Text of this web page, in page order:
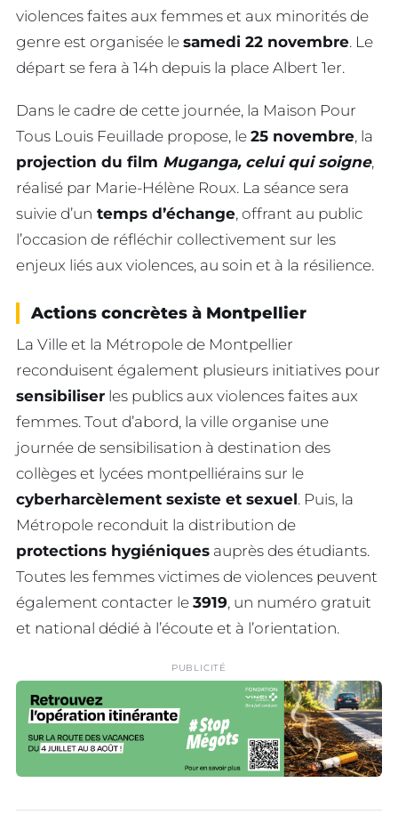
violences faites aux femmes et aux minorités de
genre est organisée le samedi 22 novembre. Le
départ se fera à 14h depuis la place Albert 1er.
Dans le cadre de cette journée, la Maison Pour
Tous Louis Feuillade propose, le 25 novembre, la
projection du film Muganga, celui qui soigne,
réalisé par Marie-Hélène Roux. La séance sera
suivie d’un temps d’échange, offrant au public
l’occasion de réfléchir collectivement sur les
enjeux liés aux violences, au soin et à la résilience.
Actions concrètes à Montpellier
La Ville et la Métropole de Montpellier
reconduisent également plusieurs initiatives pour
sensibiliser les publics aux violences faites aux
femmes. Tout d’abord, la ville organise une
journée de sensibilisation à destination des
collèges et lycées montpelliérains sur le
cyberharcèlement sexiste et sexuel. Puis, la
Métropole reconduit la distribution de
protections hygiéniques auprès des étudiants.
Toutes les femmes victimes de violences peuvent
également contacter le 3919, un numéro gratuit
et national dédié à l’écoute et à l’orientation.
PUBLICITÉ